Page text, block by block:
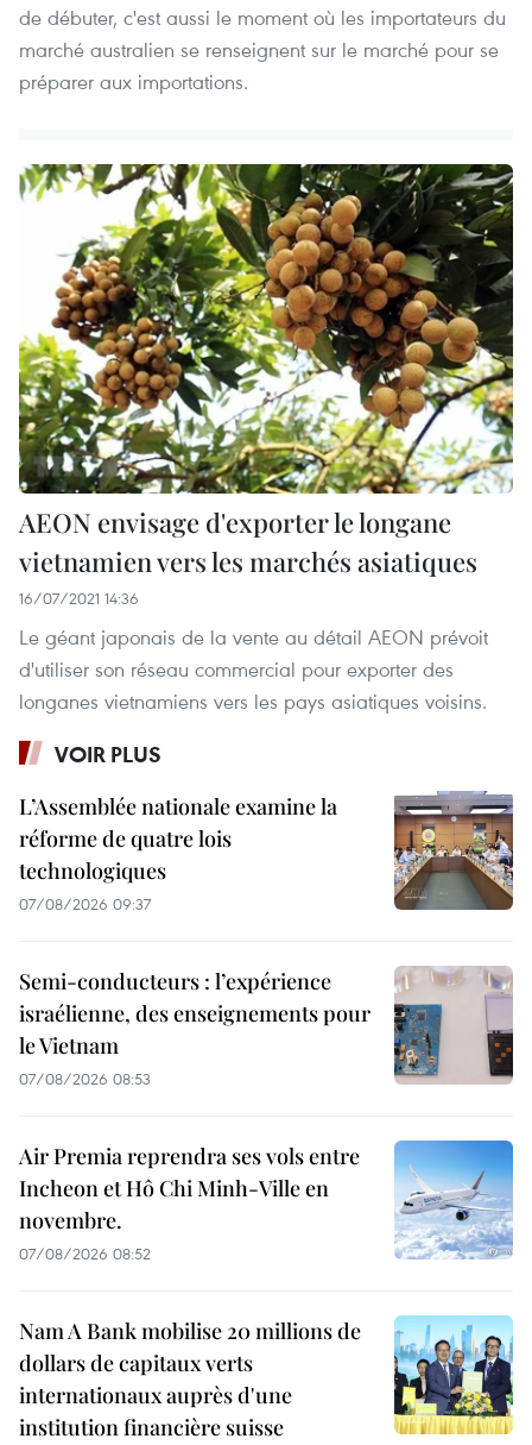
de débuter, c'est aussi le moment où les importateurs du
marché australien se renseignent sur le marché pour se
préparer aux importations.
AEON envisage d'exporter le longane
vietnamien vers les marchés asiatiques
16/07/2021 14:36
Le géant japonais de la vente au détail AEON prévoit
d'utiliser son réseau commercial pour exporter des
longanes vietnamiens vers les pays asiatiques voisins.
VOIR PLUS
L’Assemblée nationale examine la
réforme de quatre lois
technologiques
07/08/2026 09:37
Semi-conducteurs : l’expérience
israélienne, des enseignements pour
le Vietnam
07/08/2026 08:53
Air Premia reprendra ses vols entre
Incheon et Hô Chi Minh-Ville en
novembre.
07/08/2026 08:52
Nam A Bank mobilise 20 millions de
dollars de capitaux verts
internationaux auprès d'une
institution financière suisse